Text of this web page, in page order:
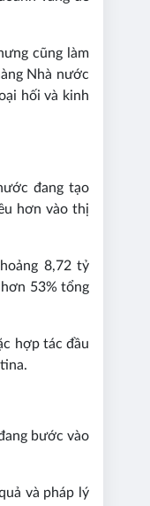
cũng làm
Nhà nước
hối và kinh
đang tạo
hơn vào thị
8,72 tỷ
53% tổng
hợp tác đầu
bước vào
và pháp lý